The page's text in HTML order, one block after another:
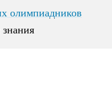
олимпиадников
олимпиадников